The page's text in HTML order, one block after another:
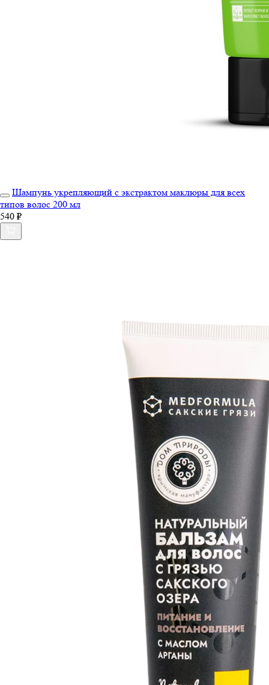
Шампунь укрепляющий с экстрактом маклюры для всех
типов волос 200 мл
540 ₽